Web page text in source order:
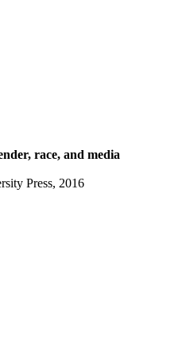
race, and media
Press, 2016